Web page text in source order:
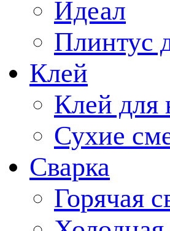
Идеал
Плинтус
Клей
Клей для
Сухие
Сварка
Горячая